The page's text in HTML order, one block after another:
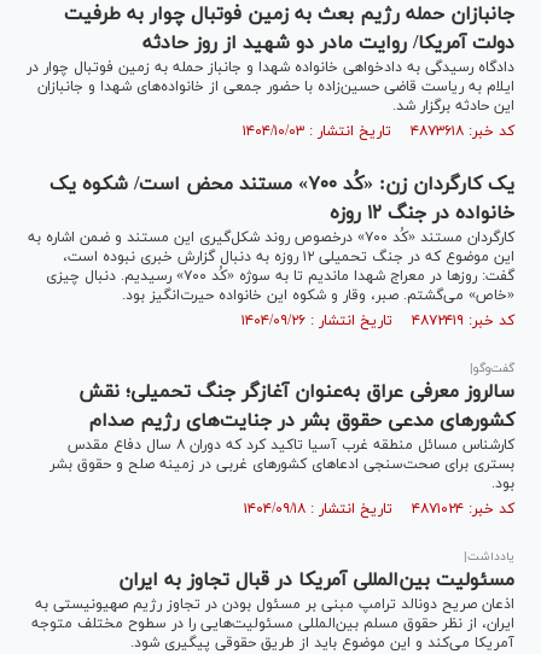
جانبازان حمله رژیم بعث به زمین فوتبال چوار به طرفیت
دولت آمریکا/ روایت مادر دو شهید از روز حادثه
دادگاه رسیدگی به دادخواهی خانواده شهدا و جانباز حمله به زمین فوتبال چوار در
ایلام به ریاست قاضی حسین‌زاده با حضور جمعی از خانواده‌های شهدا و جانبازان
این حادثه برگزار شد.
کد خبر: ۴۸۷۳۶۱۸ تاریخ انتشار : ۱۴۰۴/۱۰/۰۳
یک کارگردان زن: «کُد ۷۰۰» مستند محض است/ شکوه یک
خانواده در جنگ ۱۲ روزه
کارگردان مستند «کُد ۷۰۰» درخصوص روند شکل‌گیری این مستند و ضمن اشاره به
این موضوع که در جنگ تحمیلی ۱۲ روزه به دنبال گزارش خبری نبوده است،
گفت: روزها در معراج شهدا ماندیم تا به سوژه «کُد ۷۰۰» رسیدیم. دنبال چیزی
«خاص» می‌گشتم. صبر، وقار و شکوه این خانواده حیرت‌انگیز بود.
کد خبر: ۴۸۷۲۴۱۹ تاریخ انتشار : ۱۴۰۴/۰۹/۲۶
گفت‌و‌گو|
سالروز معرفی عراق به‌عنوان آغازگر جنگ تحمیلی؛ نقش
کشور‌های مدعی حقوق بشر در جنایت‌های رژیم صدام
کارشناس مسائل منطقه غرب آسیا تاکید کرد که دوران ۸ سال دفاع مقدس
بستری برای صحت‌سنجی ادعا‌های کشور‌های غربی در زمینه صلح و حقوق بشر
بود.
کد خبر: ۴۸۷۱۰۲۴ تاریخ انتشار : ۱۴۰۴/۰۹/۱۸
یادداشت|
مسئولیت بین‌المللی آمریکا در قبال تجاوز به ایران
اذعان صریح دونالد ترامپ مبنی بر مسئول بودن در تجاوز رژیم صهیونیستی به
ایران، از نظر حقوق مسلم بین‌المللی مسئولیت‌هایی را در سطوح مختلف متوجه
آمریکا می‌کند و این موضوع باید از طریق حقوقی پیگیری شود.